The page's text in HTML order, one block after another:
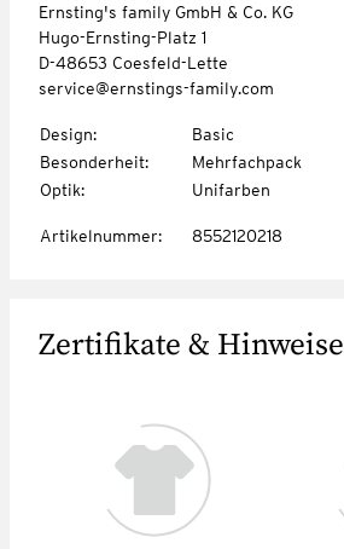
Ernsting's family GmbH & Co. KG
Hugo-Ernsting-Platz 1
D-48653 Coesfeld-Lette
service@ernstings-family.com
Design:
Basic
Besonderheit:
Mehrfachpack
Optik: Unifarben
Artikelnummer: 8552120218
Zertifikate & Hinweise